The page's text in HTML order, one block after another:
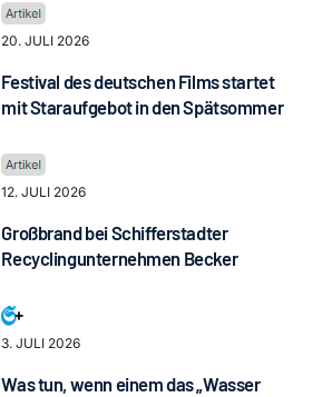
20. JULI 2026
Festival des deutschen Films startet
mit Staraufgebot in den Spätsommer
12. JULI 2026
Großbrand bei Schifferstadter
Recyclingunternehmen Becker
3. JULI 2026
Was tun, wenn einem das „Wasser